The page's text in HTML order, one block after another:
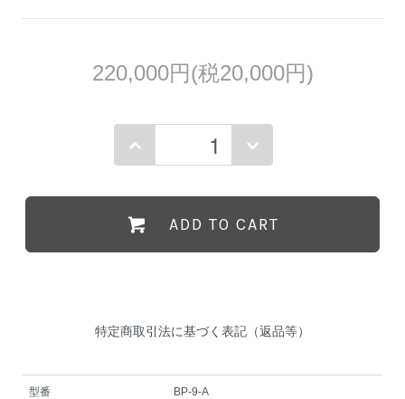
220,000円(税20,000円)
ADD TO CART
特定商取引法に基づく表記（返品等）
型番 BP-9-A